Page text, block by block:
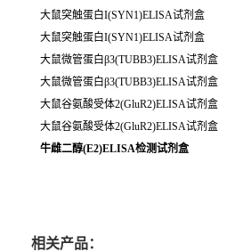
大鼠突触蛋白I(SYN1)ELISA试剂盒
大鼠突触蛋白I(SYN1)ELISA试剂盒
大鼠微管蛋白β3(TUBB3)ELISA试剂盒
大鼠微管蛋白β3(TUBB3)ELISA试剂盒
大鼠谷氨酸受体2(GluR2)ELISA试剂盒
大鼠谷氨酸受体2(GluR2)ELISA试剂盒
牛雌二醇(E2)ELISA检测试剂盒
相关产品：